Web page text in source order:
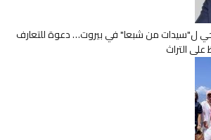
ل"سيدات من شبعا" في بيروت… دعوة للتعارف
على التراث